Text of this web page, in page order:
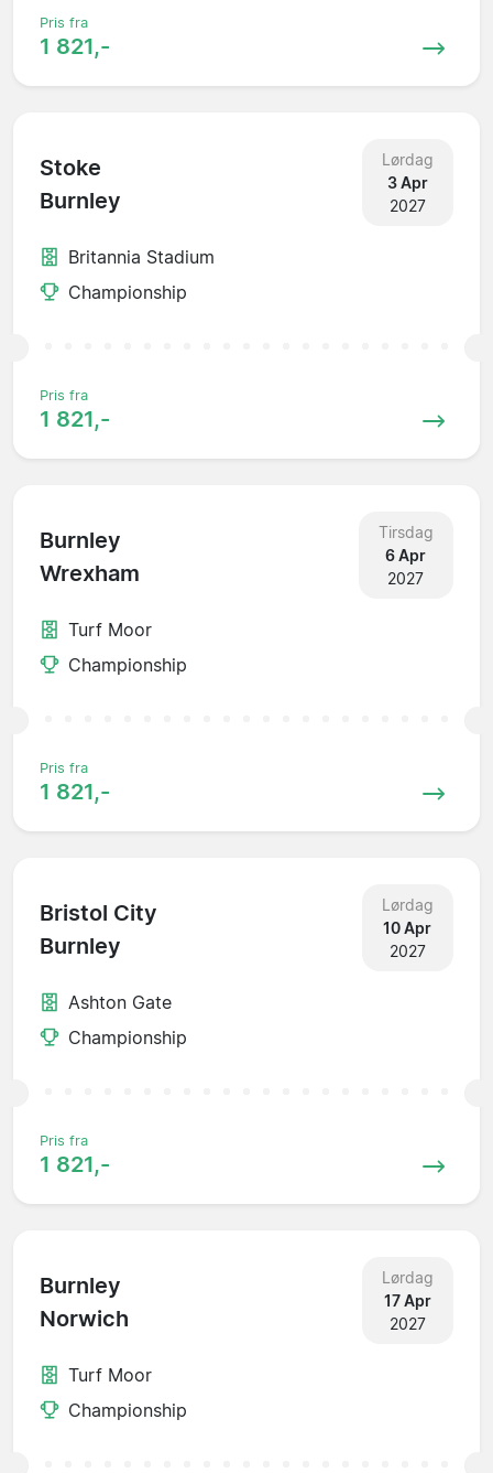
Pris fra
1 821,-
Stoke
Burnley
Lørdag
3 Apr
2027
Britannia Stadium
Championship
Pris fra
1 821,-
Burnley
Wrexham
Tirsdag
6 Apr
2027
Turf Moor
Championship
Pris fra
1 821,-
Bristol City
Burnley
Lørdag
10 Apr
2027
Ashton Gate
Championship
Pris fra
1 821,-
Burnley
Norwich
Lørdag
17 Apr
2027
Turf Moor
Championship